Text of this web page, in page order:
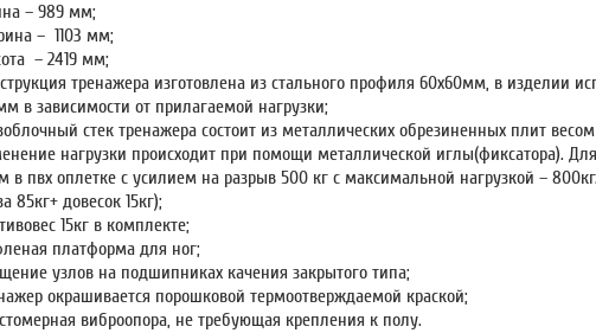
– 989 мм;
– 1103 мм;
– 2419 мм;
тренажера изготовлена из стального профиля 60х60мм, в изделии
в зависимости от прилагаемой нагрузки;
стек тренажера состоит из металлических обрезиненных плит
нагрузки происходит при помощи металлической иглы(фиксатора).
в пвх оплетке с усилием на разрыв 500 кг с максимальной нагрузкой –
85кг+ довесок 15кг);
15кг в комплекте;
платформа для ног;
узлов на подшипниках качения закрытого типа;
окрашивается порошковой термоотверждаемой краской;
виброопора, не требующая крепления к полу.